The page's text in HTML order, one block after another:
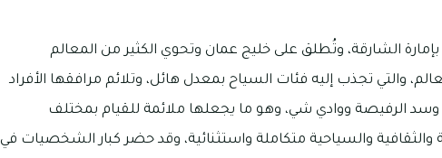
الشارقة، وتُطلق على خليج عمان وتحوي الكثير من المعالم
والتي تجذب إليه فئات السياح بمعدل هائل، وتلائم مرافقها الأفراد
وسد الرفيصة ووادي شي، وهو ما يجعلها ملائمة للقيام بمختلف
والثقافية والسياحية متكاملة واستثنائية، وقد حضر كبار الشخصيات في